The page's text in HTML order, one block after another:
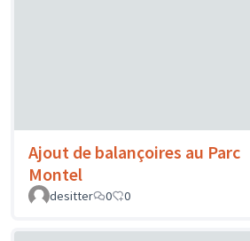
Ajout de balançoires au Parc
Montel
desitter
0 0